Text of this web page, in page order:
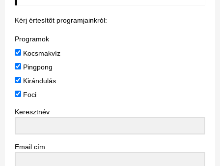
Kérj értesítőt programjainkról:
Programok
Kocsmakvíz
Pingpong
Kirándulás
Foci
Keresztnév
Email cím